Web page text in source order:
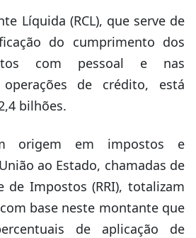
Líquida (RCL), que serve de
do cumprimento dos
com pessoal e nas
de crédito, está
bilhões.
origem em impostos e
ao Estado, chamadas de
de Impostos (RRI), totalizam
base neste montante que
de aplicação de